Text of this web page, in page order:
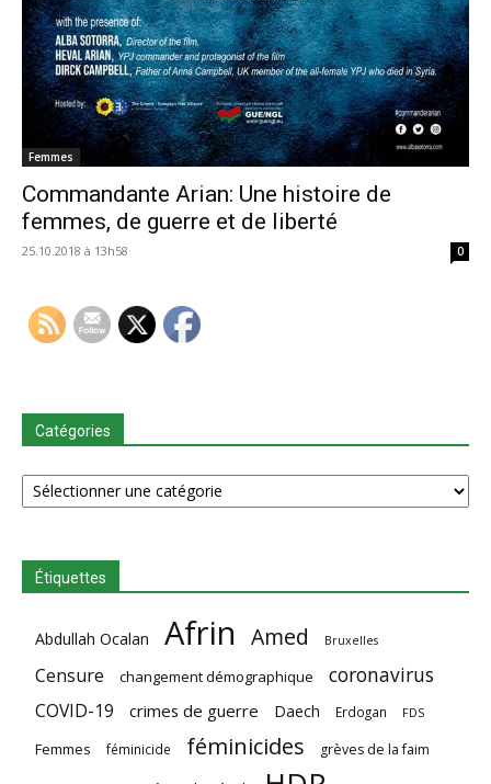
Femmes
Commandante Arian: Une histoire de
femmes, de guerre et de liberté
25.10.2018 à 13h58 0
Catégories
Catégories
Étiquettes
Abdullah Ocalan Afrin Amed Bruxelles
Censure changement démographique coronavirus
COVID-19 crimes de guerre Daech Erdogan FDS
Femmes féminicide féminicides grèves de la faim